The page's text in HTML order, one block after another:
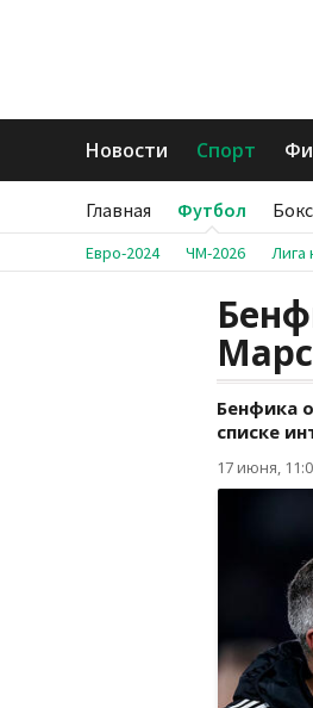
Новости Спорт
Главная Футбол Бокс
Евро-2024 ЧМ-2026 Лига
Бенфика
списке
17 июня,